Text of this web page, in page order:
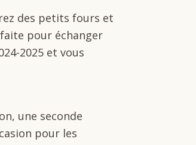
des petits fours et
pour échanger
2025 et vous
une seconde
pour les